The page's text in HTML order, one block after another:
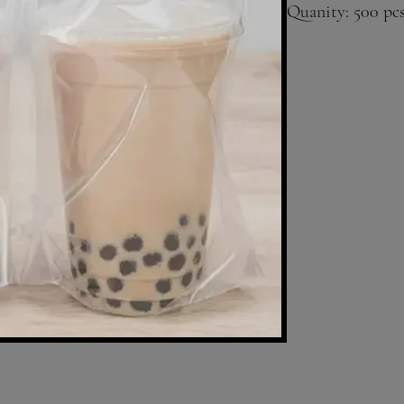
Quanity: 500 pcs